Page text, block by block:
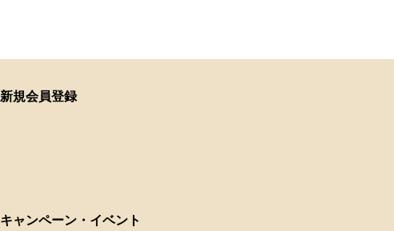
新規会員登録
キャンペーン・イベント